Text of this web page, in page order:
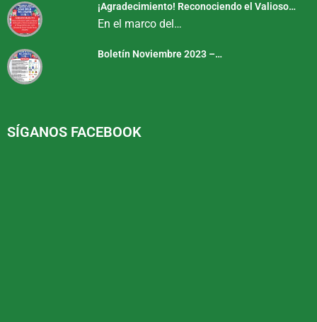
¡Agradecimiento! Reconociendo el Valioso…
En el marco del…
Boletín Noviembre 2023 –…
SÍGANOS FACEBOOK